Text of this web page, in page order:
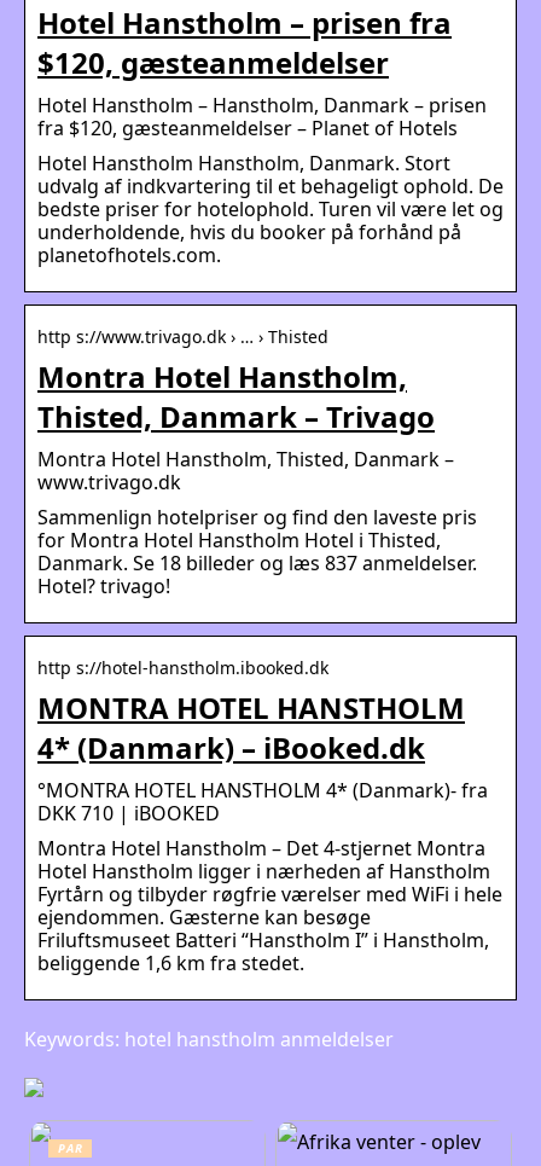
Hotel Hanstholm – prisen fra
$120, gæsteanmeldelser
Hotel Hanstholm – Hanstholm, Danmark – prisen
fra $120, gæsteanmeldelser – Planet of Hotels
Hotel Hanstholm Hanstholm, Danmark. Stort
udvalg af indkvartering til et behageligt ophold. De
bedste priser for hotelophold. Turen vil være let og
underholdende, hvis du booker på forhånd på
planetofhotels.com.
http s://www.trivago.dk › … › Thisted
Montra Hotel Hanstholm,
Thisted, Danmark – Trivago
Montra Hotel Hanstholm, Thisted, Danmark –
www.trivago.dk
Sammenlign hotelpriser og find den laveste pris
for Montra Hotel Hanstholm Hotel i Thisted,
Danmark. Se 18 billeder og læs 837 anmeldelser.
Hotel? trivago!
http s://hotel-hanstholm.ibooked.dk
MONTRA HOTEL HANSTHOLM
4* (Danmark) – iBooked.dk
°MONTRA HOTEL HANSTHOLM 4* (Danmark)- fra
DKK 710 | iBOOKED
Montra Hotel Hanstholm – Det 4-stjernet Montra
Hotel Hanstholm ligger i nærheden af Hanstholm
Fyrtårn og tilbyder røgfrie værelser med WiFi i hele
ejendommen. Gæsterne kan besøge
Friluftsmuseet Batteri “Hanstholm I” i Hanstholm,
beliggende 1,6 km fra stedet.
Keywords: hotel hanstholm anmeldelser
PAR